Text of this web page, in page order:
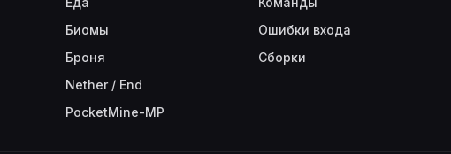
Биомы
Броня
Nether / End
PocketMine-MP
Ошибки входа
Сборки